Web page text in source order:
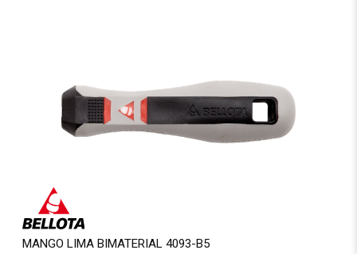
MANGO LIMA BIMATERIAL 4093-B5